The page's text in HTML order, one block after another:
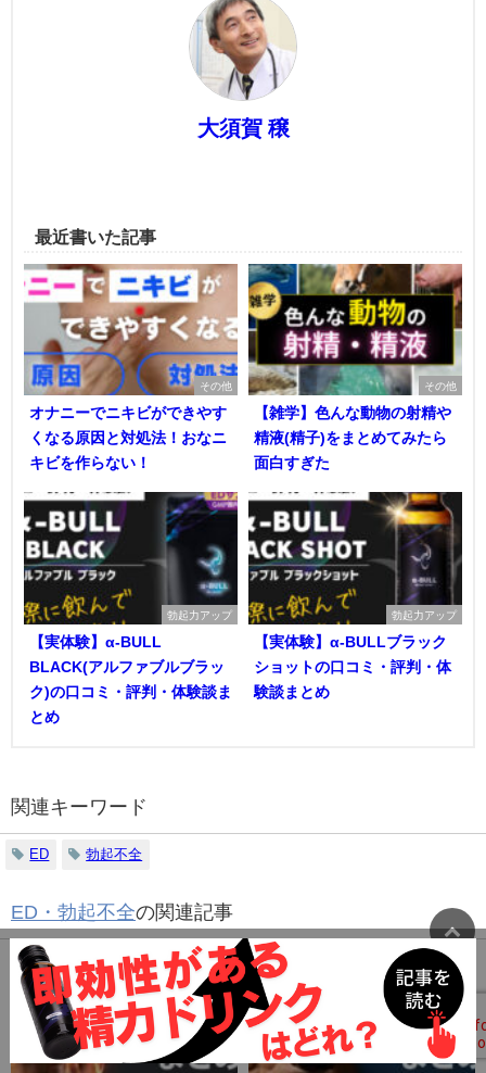
大須賀 穣
最近書いた記事
その他
オナニーでニキビができやす
くなる原因と対処法！おなニ
キビを作らない！
その他
【雑学】色んな動物の射精や
精液(精子)をまとめてみたら
面白すぎた
勃起力アップ
【実体験】α-BULL
BLACK(アルファブルブラッ
ク)の口コミ・評判・体験談ま
とめ
勃起力アップ
【実体験】α-BULLブラック
ショットの口コミ・評判・体
験談まとめ
関連キーワード
ED 勃起不全
ED・勃起不全の関連記事